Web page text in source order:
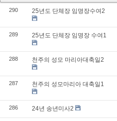
290 25년도 단체장 임명장수여2
289 25년도 단체장 임명장 수여1
288 천주의 성모 마리아대축일2
287 천주의 성모마리아 대축일1
286 24년 송년미사2